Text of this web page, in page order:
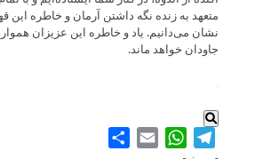
متعهد به زنده نگه داشتن آرمان و خاطره این
نشان می‌دانیم. یاد و خاطره این عزیزان
جاودان خواهد ماند.
.
Telegram
WhatsApp
Email